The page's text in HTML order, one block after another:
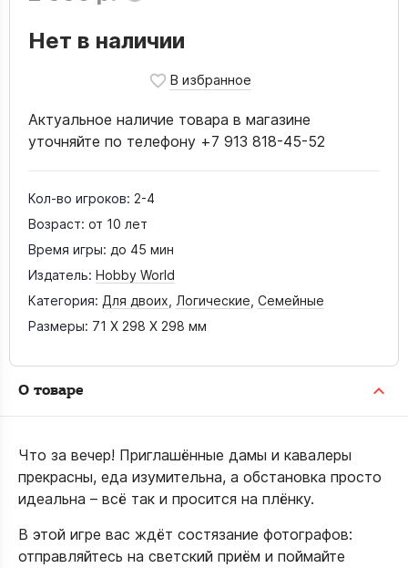
Нет в наличии
Актуальное наличие товара в магазине
уточняйте по телефону +7 913 818-45-52
Кол-во игроков: 2-4
Возраст: от 10 лет
Время игры: до 45 мин
Издатель: Hobby World
Категория: Для двоих Логические Семейные
Размеры: 71 X 298 X 298 мм
О товаре
Что за вечер! Приглашённые дамы и кавалеры
прекрасны, еда изумительна, а обстановка просто
идеальна – всё так и просится на плёнку.
В этой игре вас ждёт состязание фотографов:
отправляйтесь на светский приём и поймайте